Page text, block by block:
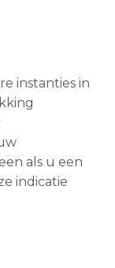
instanties in
als u een
indicatie